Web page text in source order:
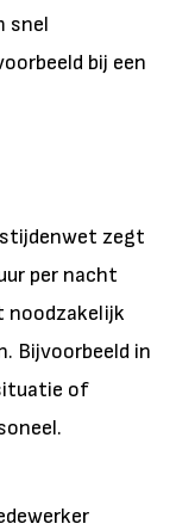
snel
bij een
zegt
per nacht
noodzakelijk
Bijvoorbeeld in
of